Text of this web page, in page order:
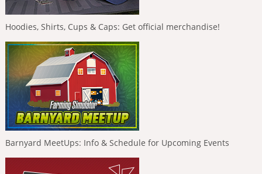
Hoodies, Shirts, Cups & Caps: Get official merchandise!
Barnyard MeetUps: Info & Schedule for Upcoming Events